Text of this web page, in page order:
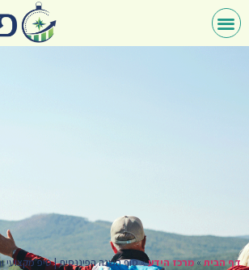
דף הבית»מרכז הידע»סוף השנה הפיננסית | טיפ מקצועי